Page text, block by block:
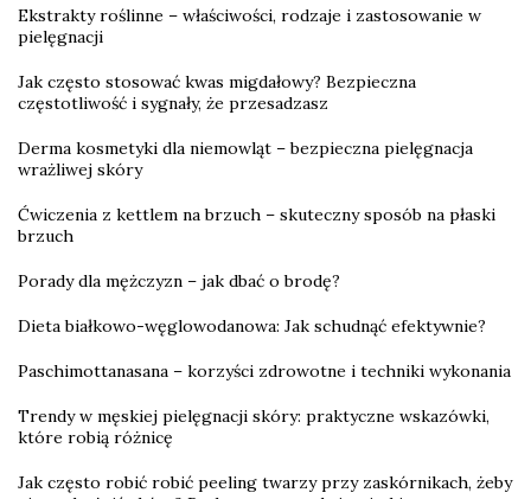
Ekstrakty roślinne – właściwości, rodzaje i zastosowanie w
pielęgnacji
Jak często stosować kwas migdałowy? Bezpieczna
częstotliwość i sygnały, że przesadzasz
Derma kosmetyki dla niemowląt – bezpieczna pielęgnacja
wrażliwej skóry
Ćwiczenia z kettlem na brzuch – skuteczny sposób na płaski
brzuch
Porady dla mężczyzn – jak dbać o brodę?
Dieta białkowo-węglowodanowa: Jak schudnąć efektywnie?
Paschimottanasana – korzyści zdrowotne i techniki wykonania
Trendy w męskiej pielęgnacji skóry: praktyczne wskazówki,
które robią różnicę
Jak często robić robić peeling twarzy przy zaskórnikach, żeby